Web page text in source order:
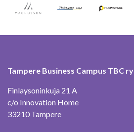
Tampere Business Campus TBC ry
Finlaysoninkuja 21 A
c/o Innovation Home
33210 Tampere